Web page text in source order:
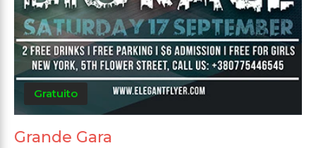
Gratuito
Grande Gara